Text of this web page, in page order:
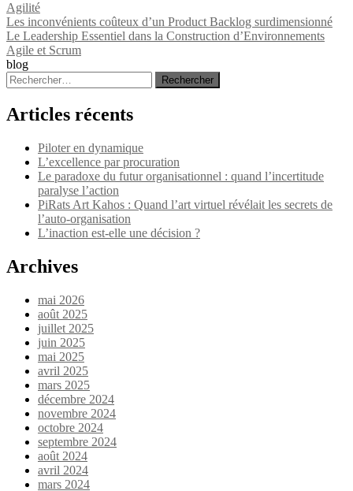
Agilité
Navigation
de
l’article
Les inconvénients coûteux d’un Product Backlog surdimensionné
Le Leadership Essentiel dans la Construction d’Environnements
Agile et Scrum
blog
Rechercher :
Articles récents
Piloter en dynamique
L’excellence par procuration
Le paradoxe du futur organisationnel : quand l’incertitude
paralyse l’action
PiRats Art Kahos : Quand l’art virtuel révélait les secrets de
l’auto-organisation
L’inaction est-elle une décision ?
Archives
mai 2026
août 2025
juillet 2025
juin 2025
mai 2025
avril 2025
mars 2025
décembre 2024
novembre 2024
octobre 2024
septembre 2024
août 2024
avril 2024
mars 2024